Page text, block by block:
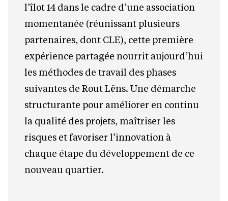
l’îlot 14 dans le cadre d’une association
momentanée (réunissant plusieurs
partenaires, dont CLE), cette première
expérience partagée nourrit aujourd’hui
les méthodes de travail des phases
suivantes de Rout Lëns. Une démarche
structurante pour améliorer en continu
la qualité des projets, maîtriser les
risques et favoriser l’innovation à
chaque étape du développement de ce
nouveau quartier.